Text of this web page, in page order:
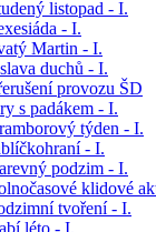
listopad - I.
- I.
Martin - I.
duchů - I.
provozu ŠD
s padákem - I.
týden - I.
- I.
podzim - I.
klidové
tvoření - I.
léto - I.